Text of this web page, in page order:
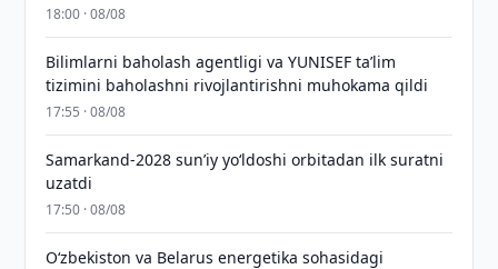
18:00 · 08/08
Bilimlarni baholash agentligi va YUNISEF taʼlim
tizimini baholashni rivojlantirishni muhokama qildi
17:55 · 08/08
Samarkand-2028 sunʼiy yo‘ldoshi orbitadan ilk suratni
uzatdi
17:50 · 08/08
Oʻzbekiston va Belarus energetika sohasidagi